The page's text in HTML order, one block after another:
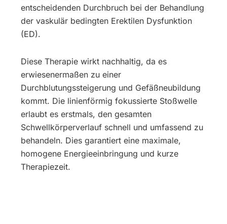
entscheidenden Durchbruch bei der Behandlung
der vaskulär bedingten Erektilen Dysfunktion
(ED).
Diese Therapie wirkt nachhaltig, da es
erwiesenermaßen zu einer
Durchblutungssteigerung und Gefäßneubildung
kommt. Die linienförmig fokussierte Stoßwelle
erlaubt es erstmals, den gesamten
Schwellkörperverlauf schnell und umfassend zu
behandeln. Dies garantiert eine maximale,
homogene Energieeinbringung und kurze
Therapiezeit.